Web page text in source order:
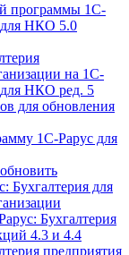
программы 1С-
для НКО 5.0
на 1С-
для НКО ред. 5
для обновления
1С-Рарус для
Бухгалтерия для
Бухгалтерия
4.3 и 4.4
предприятия